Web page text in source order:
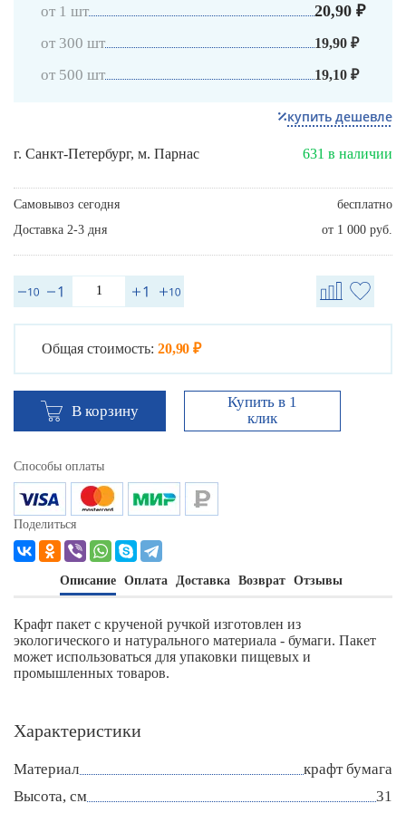
от 1 шт 20,90 ₽
от 300 шт 19,90 ₽
от 500 шт 19,10 ₽
купить дешевле
г. Санкт-Петербург, м. Парнас 631 в наличии
Самовывоз сегодня
бесплатно
Доставка 2-3 дня
от 1 000 руб.
Общая стоимость: 20,90 ₽
В корзину
Купить в 1
клик
Способы оплаты
Поделиться
Описание Оплата Доставка Возврат Отзывы
Крафт пакет с крученой ручкой изготовлен из
экологического и натурального материала - бумаги. Пакет
может использоваться для упаковки пищевых и
промышленных товаров.
Характеристики
Материал
крафт бумага
Высота, см
31